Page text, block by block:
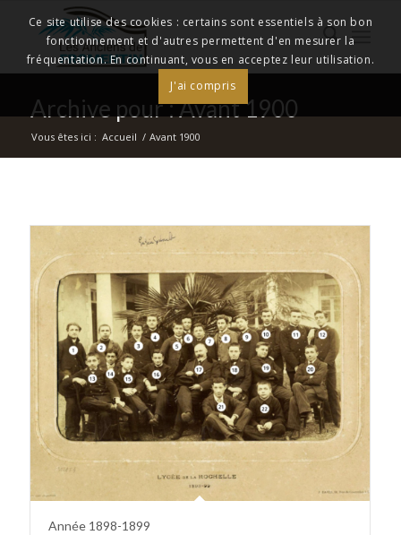
Archive pour : Avant 1900
Vous êtes ici : Accueil / Avant 1900
Année 1898-1899
Ce site utilise des cookies : certains sont essentiels à son bon
fonctionnement et d'autres permettent d'en mesurer la
fréquentation. En continuant, vous en acceptez leur utilisation.
J'ai compris